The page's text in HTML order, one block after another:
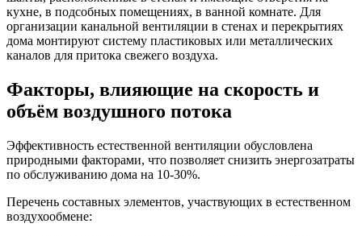
кухне, в подсобных помещениях, в ванной комнате. Для
организации канальной вентиляции в стенах и перекрытиях
дома монтируют систему пластиковых или металлических
каналов для притока свежего воздуха.
Факторы, влияющие на скорость и
объём воздушного потока
Эффективность естественной вентиляции обусловлена
природными факторами, что позволяет снизить энергозатраты
по обслуживанию дома на 10-30%.
Перечень составных элементов, участвующих в естественном
воздухообмене: